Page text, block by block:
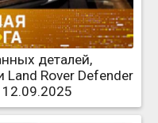
деталей,
Rover Defender
12.09.2025